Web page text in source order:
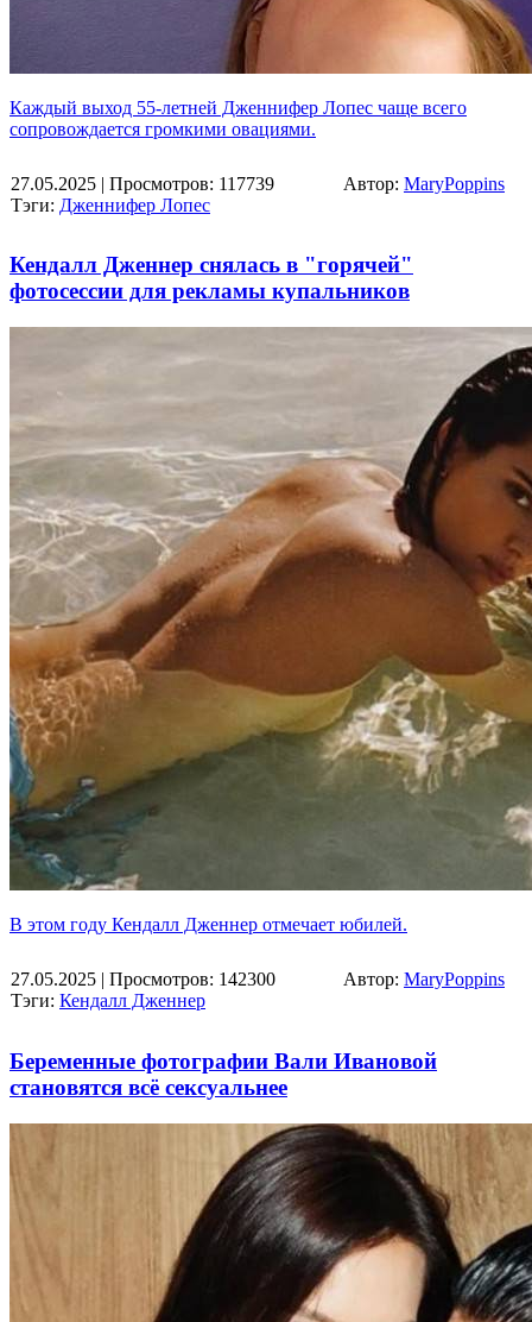
Каждый выход 55-летней Дженнифер Лопес чаще всего
сопровождается громкими овациями.
27.05.2025 | Просмотров: 117739
Тэги: Дженнифер Лопес
Автор: MaryPoppins
Кендалл Дженнер снялась в "горячей"
фотосессии для рекламы купальников
В этом году Кендалл Дженнер отмечает юбилей.
27.05.2025 | Просмотров: 142300
Тэги: Кендалл Дженнер
Автор: MaryPoppins
Беременные фотографии Вали Ивановой
становятся всё сексуальнее